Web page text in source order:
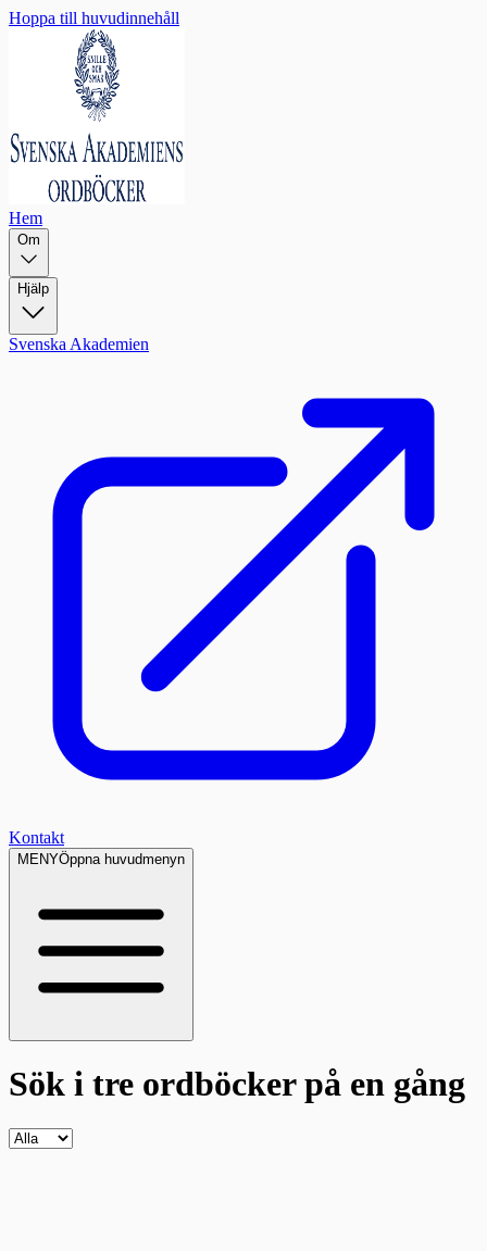
Hoppa till huvudinnehåll
Hem
Om
Hjälp
Svenska Akademien
Kontakt
MENYÖppna huvudmenyn
Sök i tre ordböckerpå en gång